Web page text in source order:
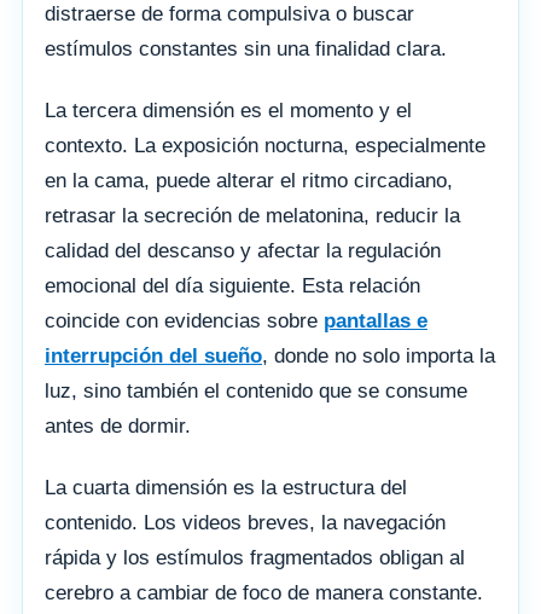
distraerse de forma compulsiva o buscar
estímulos constantes sin una finalidad clara.
La tercera dimensión es el momento y el
contexto. La exposición nocturna, especialmente
en la cama, puede alterar el ritmo circadiano,
retrasar la secreción de melatonina, reducir la
calidad del descanso y afectar la regulación
emocional del día siguiente. Esta relación
coincide con evidencias sobre pantallas e
interrupción del sueño, donde no solo importa la
luz, sino también el contenido que se consume
antes de dormir.
La cuarta dimensión es la estructura del
contenido. Los videos breves, la navegación
rápida y los estímulos fragmentados obligan al
cerebro a cambiar de foco de manera constante.